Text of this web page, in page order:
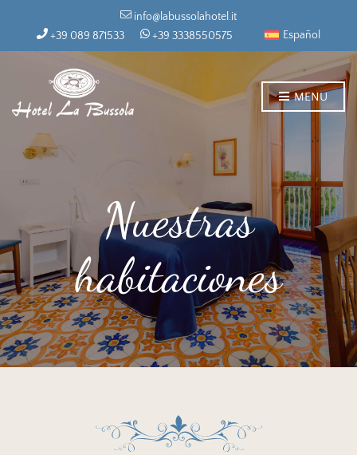
info@labussolahotel.it
+39 089 871533
+39 3338550575 Español
MENU
Nuestras
habitaciones